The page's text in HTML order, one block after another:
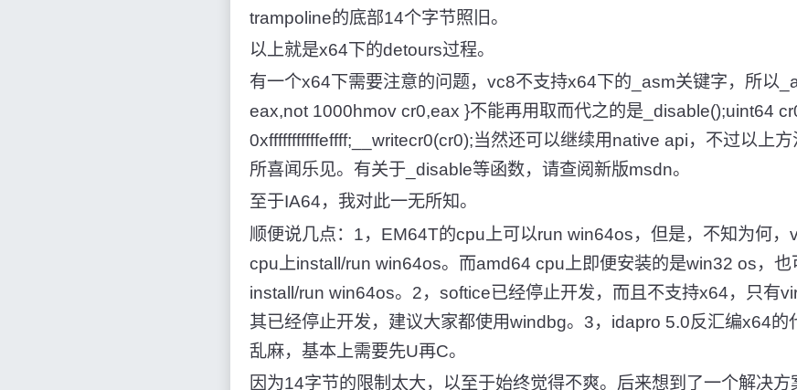
trampoline的底部14个字节照旧。
以上就是x64下的detours过程。
有一个x64下需要注意的问题，vc8不支持x64下的_asm关键字，所以
eax,not 1000hmov cr0,eax }不能再用取而代之的是_disable();uint64
0xfffffffffffeffff;__writecr0(cr0);当然还可以继续用native api，不过以上
所喜闻乐见。有关于_disable等函数，请查阅新版msdn。
至于IA64，我对此一无所知。
顺便说几点：1，EM64T的cpu上可以run win64os，但是，不知为何
cpu上install/run win64os。而amd64 cpu上即便安装的是win32 os，
install/run win64os。2，softice已经停止开发，而且不支持x64，只有
其已经停止开发，建议大家都使用windbg。3，idapro 5.0反汇编x64的
乱麻，基本上需要先U再C。
因为14字节的限制太大，以至于始终觉得不爽。后来想到了一个解决方